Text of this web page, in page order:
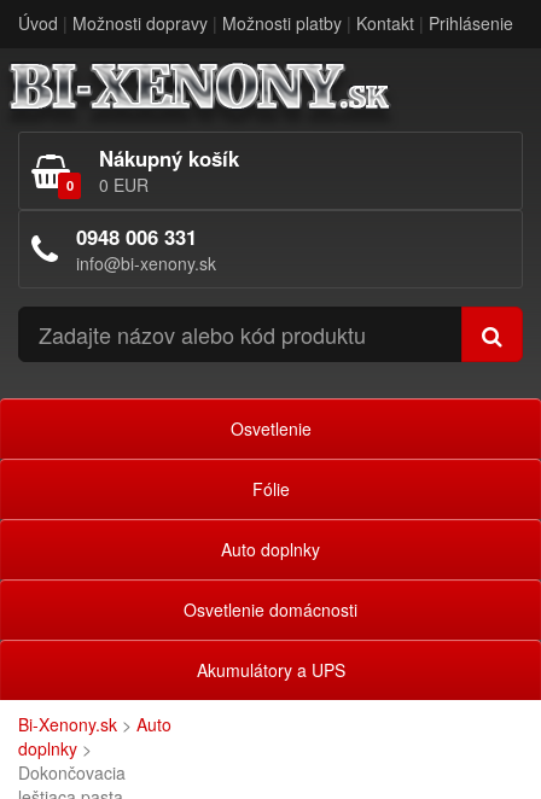
Úvod | Možnosti dopravy | Možnosti platby | Kontakt | Prihlásenie
0
Nákupný košík
0 EUR
0948 006 331
info@bi-xenony.sk
Osvetlenie
Fólie
Auto doplnky
Osvetlenie domácnosti
Akumulátory a UPS
Bi-Xenony.sk > Auto
doplnky >
Dokončovacia